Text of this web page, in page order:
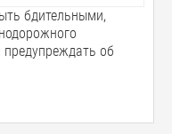
бдительными,
об